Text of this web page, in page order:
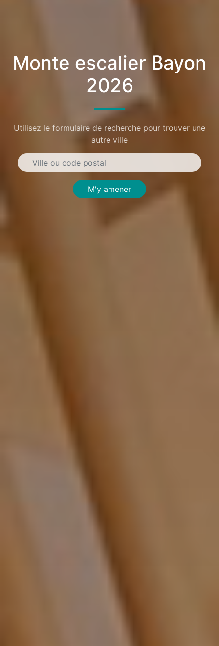
Monte escalier Bayon
2026
Utilisez le formulaire de recherche pour trouver une
autre ville
M'y amener